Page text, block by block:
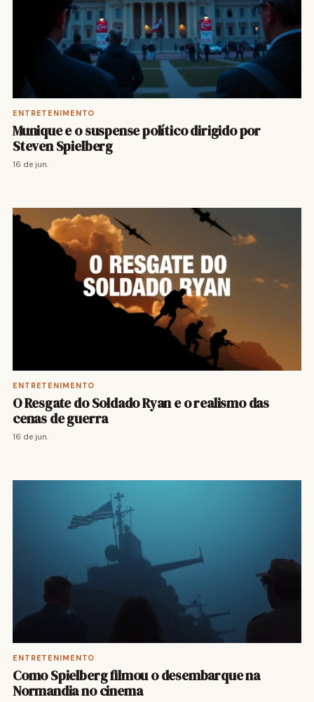
ENTRETENIMENTO
Munique e o suspense político dirigido por
Steven Spielberg
16 de jun.
ENTRETENIMENTO
O Resgate do Soldado Ryan e o realismo das
cenas de guerra
16 de jun.
ENTRETENIMENTO
Como Spielberg filmou o desembarque na
Normandia no cinema